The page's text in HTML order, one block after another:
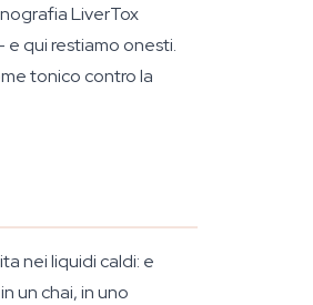
LiverTox
qui restiamo onesti.
tonico contro la
nei liquidi caldi: e
un chai, in uno